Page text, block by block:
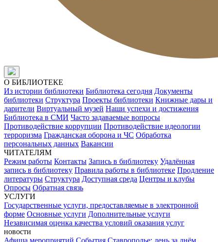
О БИБЛИОТЕКЕ
Из истории библиотеки Библиотека сегодня Документы
библиотеки Структура Проекты библиотеки Книжные дары и
дарители Виртуальный музей Наши успехи и достижения
Библиотека в СМИ Часто задаваемые вопросы
Противодействие коррупции Противодействие идеологии
терроризма Гражданская оборона и ЧС Обработка
персональных данных Вакансии
ЧИТАТЕЛЯМ
Режим работы Контакты Запись в библиотеку Удалённая
запись в библиотеку Правила работы в библиотеке Продление
литературы Структура Доступная среда Центры и клубы
Опросы Обратная связь
УСЛУГИ
Государственные услуги, предоставляемые в электронной
форме Основные услуги Дополнительные услуги
Независимая оценка качества условий оказания услуг
новости
Афиша мероприятий События Ставрополье: день за днём